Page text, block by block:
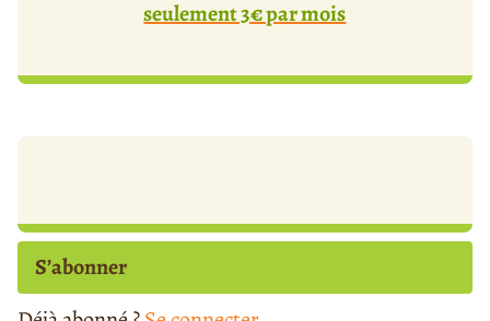
seulement 3€ par mois
S’abonner